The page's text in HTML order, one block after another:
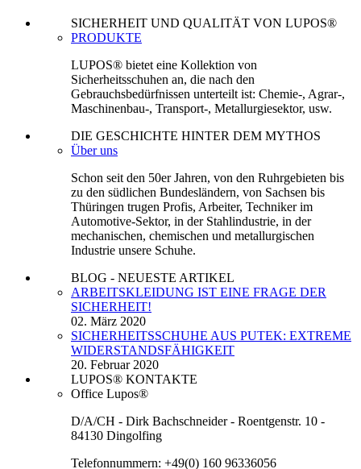
SICHERHEIT UND QUALITÄT VON LUPOS®
PRODUKTE
LUPOS® bietet eine Kollektion von
Sicherheitsschuhen an, die nach den
Gebrauchsbedürfnissen unterteilt ist: Chemie-, Agrar-,
Maschinenbau-, Transport-, Metallurgiesektor, usw.
DIE GESCHICHTE HINTER DEM MYTHOS
Über uns
Schon seit den 50er Jahren, von den Ruhrgebieten bis
zu den südlichen Bundesländern, von Sachsen bis
Thüringen trugen Profis, Arbeiter, Techniker im
Automotive-Sektor, in der Stahlindustrie, in der
mechanischen, chemischen und metallurgischen
Industrie unsere Schuhe.
BLOG - NEUESTE ARTIKEL
ARBEITSKLEIDUNG IST EINE FRAGE DER
SICHERHEIT!
02. März 2020
SICHERHEITSSCHUHE AUS PUTEK: EXTREME
WIDERSTANDSFÄHIGKEIT
20. Februar 2020
LUPOS® KONTAKTE
Office Lupos®
D/A/CH - Dirk Bachschneider - Roentgenstr. 10 -
84130 Dingolfing
Telefonnummern: +49(0) 160 96336056